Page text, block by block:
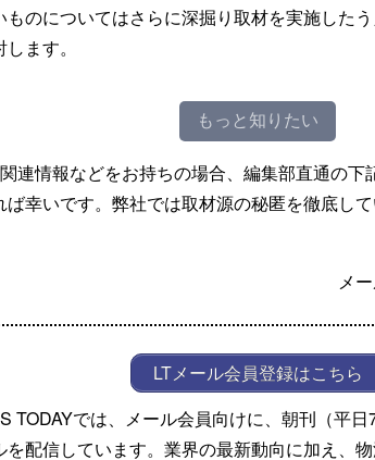
ものについてはさらに深掘り取材を実施した
ます。
もっと知りたい
連情報などをお持ちの場合、編集部直通の下
ば幸いです。弊社では取材源の秘匿を徹底して
メ
LTメール会員登録はこちら
TODAYでは、メール会員向けに、朝刊（平
を配信しています。業界の最新動向に加え、